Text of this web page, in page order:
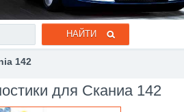
142
для Сканиа 142